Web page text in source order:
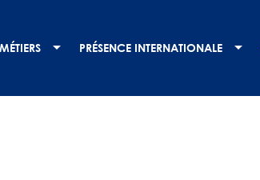
MÉTIERS PRÉSENCE INTERNATIONALE